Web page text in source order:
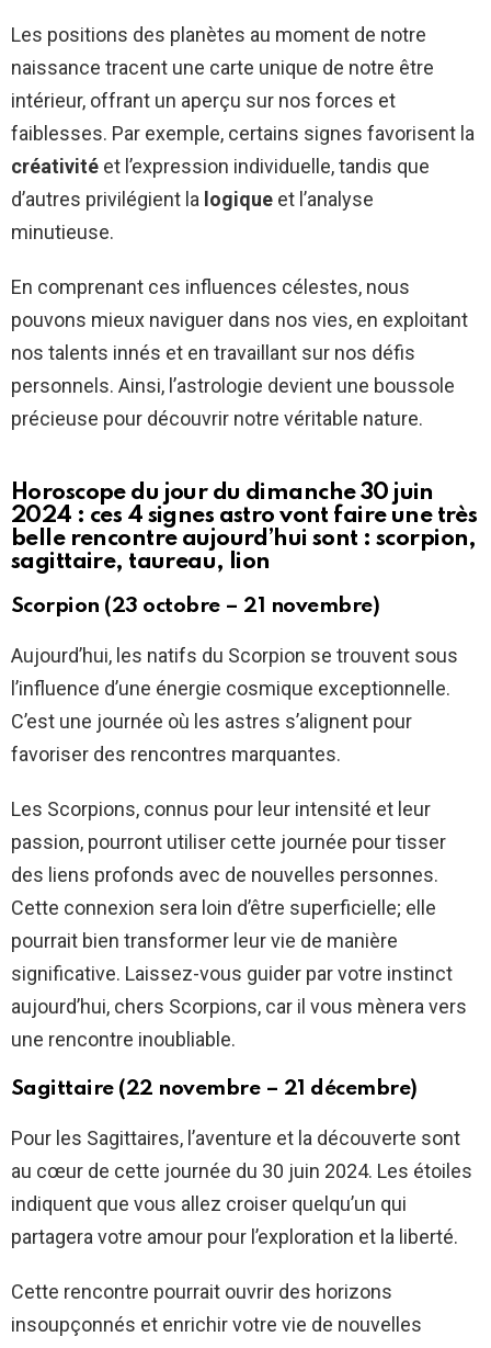
Les positions des planètes au moment de notre
naissance tracent une carte unique de notre être
intérieur, offrant un aperçu sur nos forces et
faiblesses. Par exemple, certains signes favorisent la
créativité et l’expression individuelle, tandis que
d’autres privilégient la logique et l’analyse
minutieuse.
En comprenant ces influences célestes, nous
pouvons mieux naviguer dans nos vies, en exploitant
nos talents innés et en travaillant sur nos défis
personnels. Ainsi, l’astrologie devient une boussole
précieuse pour découvrir notre véritable nature.
Horoscope du jour du dimanche 30 juin
2024 : ces 4 signes astro vont faire une très
belle rencontre aujourd’hui sont : scorpion,
sagittaire, taureau, lion
Scorpion (23 octobre – 21 novembre)
Aujourd’hui, les natifs du Scorpion se trouvent sous
l’influence d’une énergie cosmique exceptionnelle.
C’est une journée où les astres s’alignent pour
favoriser des rencontres marquantes.
Les Scorpions, connus pour leur intensité et leur
passion, pourront utiliser cette journée pour tisser
des liens profonds avec de nouvelles personnes.
Cette connexion sera loin d’être superficielle; elle
pourrait bien transformer leur vie de manière
significative. Laissez-vous guider par votre instinct
aujourd’hui, chers Scorpions, car il vous mènera vers
une rencontre inoubliable.
Sagittaire (22 novembre – 21 décembre)
Pour les Sagittaires, l’aventure et la découverte sont
au cœur de cette journée du 30 juin 2024. Les étoiles
indiquent que vous allez croiser quelqu’un qui
partagera votre amour pour l’exploration et la liberté.
Cette rencontre pourrait ouvrir des horizons
insoupçonnés et enrichir votre vie de nouvelles